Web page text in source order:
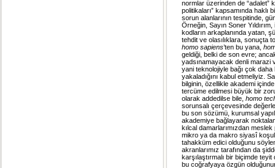
normlar üzerinden de “adalet”
politikaları” kapsamında haklı
sorun alanlarının tespitinde,
Örneğin, Sayın Soner
kodların arkaplanında yatan,
tehdit ve olasılıklara, sonuçta
homo sapiens’ten bu yana,
geldiği, belki de son evre;
yadsınamayacak denli marazi
yani teknolojiyle bağı çok daha
yakaladığını kabul etmeliyiz.
bilginin, özellikle akademi içinde
tercüme edilmesi büyük bir
olarak addedilse bile, homo
sorunsalı çerçevesinde
bu son sözümü, kurumsal
akademiye bağlayarak
kılcal damarlarımızdan
mikro ya da makro siyasî
tahakküm edici olduğunu
akranlarımız tarafından da
karşılaştırmalı bir biçimde
bu coğrafyaya özgün